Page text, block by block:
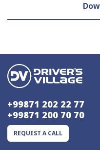
+99871 202 22 77
+99871 200 70 70
REQUEST A CALL